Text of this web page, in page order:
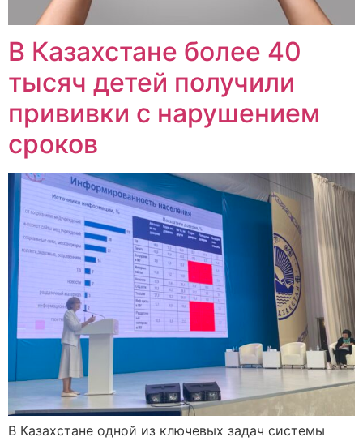
В Казахстане более 40
тысяч детей получили
прививки с нарушением
сроков
В Казахстане одной из ключевых задач системы